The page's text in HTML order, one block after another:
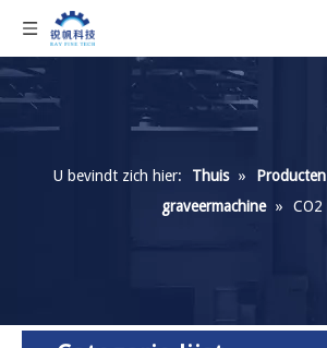
U bevindt zich hier: Thuis » Producten
graveermachine » CO2